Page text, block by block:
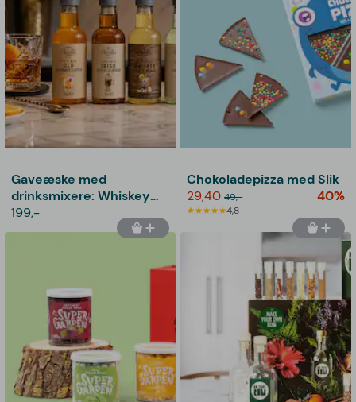
Gaveæske med
drinksmixere: Whiskey
cocktail mixers -
Thoughtfully
199,-
Chokoladepizza med Slik
29,40 49,- 40%
4,8